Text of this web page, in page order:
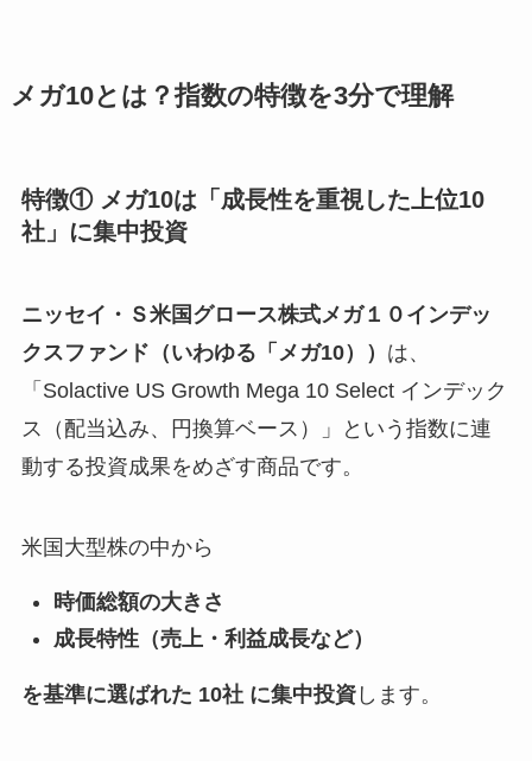
メガ10とは？指数の特徴を3分で理解
特徴① メガ10は「成長性を重視した上位10
社」に集中投資
ニッセイ・Ｓ米国グロース株式メガ１０インデッ
クスファンド（いわゆる「メガ10）） は、
「Solactive US Growth Mega 10 Select インデック
ス（配当込み、円換算ベース）」という指数に連
動する投資成果をめざす商品です。
米国大型株の中から
時価総額の大きさ
成長特性（売上・利益成長など）
を基準に選ばれた 10社 に集中投資します。